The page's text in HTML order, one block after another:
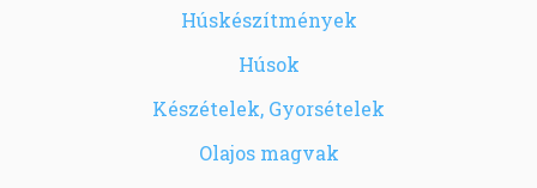
Húskészítmények
Húsok
Készételek, Gyorsételek
Olajos magvak